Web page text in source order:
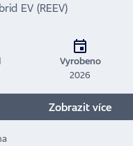
EV (REEV)
Vyrobeno
2026
Zobrazit více